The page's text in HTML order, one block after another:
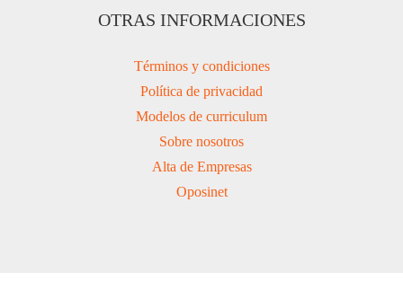
OTRAS INFORMACIONES
Términos y condiciones
Política de privacidad
Modelos de curriculum
Sobre nosotros
Alta de Empresas
Oposinet